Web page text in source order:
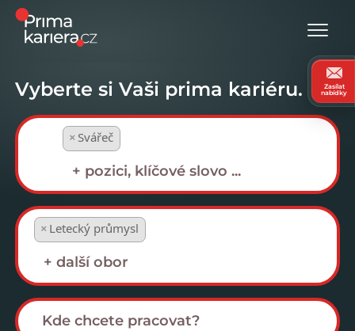
Vyberte si Vaši prima kariéru.
× Svářeč
× Letecký průmysl
Zasílat
nabídky